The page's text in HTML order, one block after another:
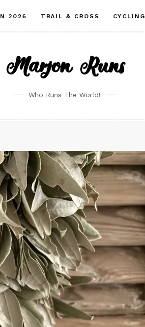
2026 TRAIL & CROSS CYCLING
Marjon Runs
Who Runs The World!